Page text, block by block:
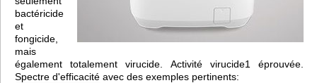
bactéricide
et
fongicide,
mais
également totalement virucide. Activité virucide1 éprouvée.
Spectre d'efficacité avec des exemples pertinents: